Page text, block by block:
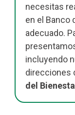
necesitas
en el Banco
adecuado.
incluyendo
direcciones
del